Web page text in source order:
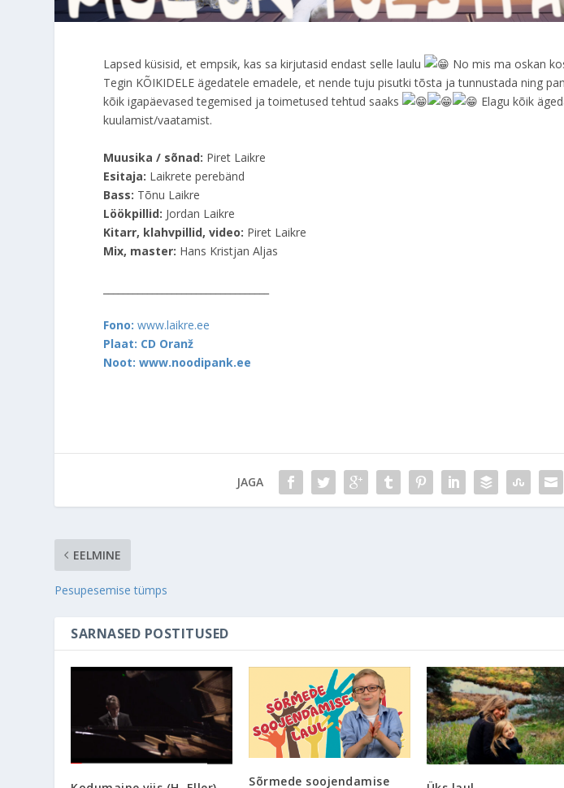
Lapsed küsisid, et empsik, kas sa kirjutasid endast selle laulu
No mis ma oskan
Tegin KÕIKIDELE ägedatele emadele, et nende tuju pisutki tõsta ja tunnustada ning
kõik igapäevased tegemised ja toimetused tehtud saaks
Elagu kõik
kuulamist/vaatamist.
Muusika / sõnad: Piret Laikre
Esitaja: Laikrete perebänd
Bass: Tõnu Laikre
Löökpillid: Jordan Laikre
Kitarr, klahvpillid, video: Piret Laikre
Mix, master: Hans Kristjan Aljas
Fono: www.laikre.ee
Plaat: CD Oranž
Noot: www.noodipank.ee
JAGA
EELMINE
Pesupesemise tümps
SARNASED POSTITUSED
Sõrmede soojendamise